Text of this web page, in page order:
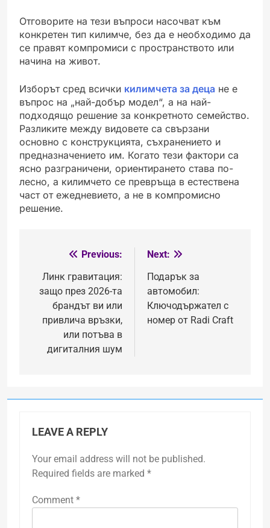
Отговорите на тези въпроси насочват към
конкретен тип килимче, без да е необходимо да
се правят компромиси с пространството или
начина на живот.
Изборът сред всички килимчета за деца не е
въпрос на „най-добър модел“, а на най-
подходящо решение за конкретното семейство.
Разликите между видовете са свързани
основно с конструкцията, съхранението и
предназначението им. Когато тези фактори са
ясно разграничени, ориентирането става по-
лесно, а килимчето се превръща в естествена
част от ежедневието, а не в компромисно
решение.
navigation
Previous:
Линк гравитация:
защо през 2026-та
брандът ви или
привлича връзки,
или потъва в
дигиталния шум
Next:
Подарък за
автомобил:
Ключодържател с
номер от Radi Craft
LEAVE A REPLY
Your email address will not be published.
Required fields are marked *
Comment *